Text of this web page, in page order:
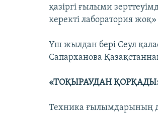
қазіргі ғылыми
керекті лаборатория жоқ»
Үш жылдан бері Сеул
Сапарханова
«ТОҚЫРАУДАН
Техника ғылымдарының